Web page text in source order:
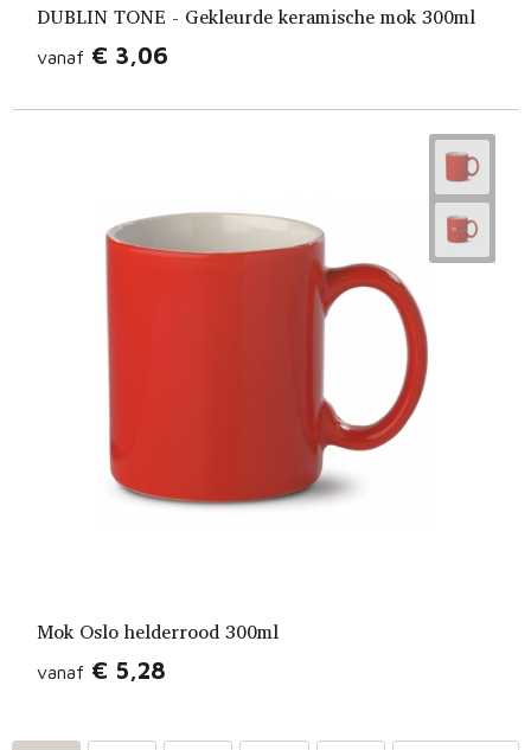
DUBLIN TONE - Gekleurde keramische mok 300ml
vanaf € 3,06
Mok Oslo helderrood 300ml
vanaf € 5,28